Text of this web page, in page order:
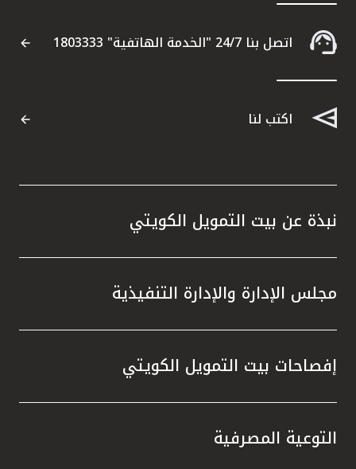
اتصل بنا
مواقع الفروع المصرفية للشركات
ألمانيا
ماليزيا
مصر
مملكة البحرين
اتصل بنا 24/7 "الخدمة الهاتفية" 1803333
اكتب لنا
نبذة عن بيت التمويل الكويتي
مجلس الإدارة والإدارة التنفيذية
إفصاحات بيت التمويل الكويتي
التوعية المصرفية